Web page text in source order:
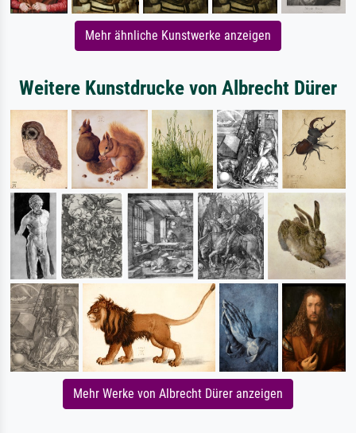
Mehr ähnliche Kunstwerke anzeigen
Weitere Kunstdrucke von Albrecht Dürer
Mehr Werke von Albrecht Dürer anzeigen